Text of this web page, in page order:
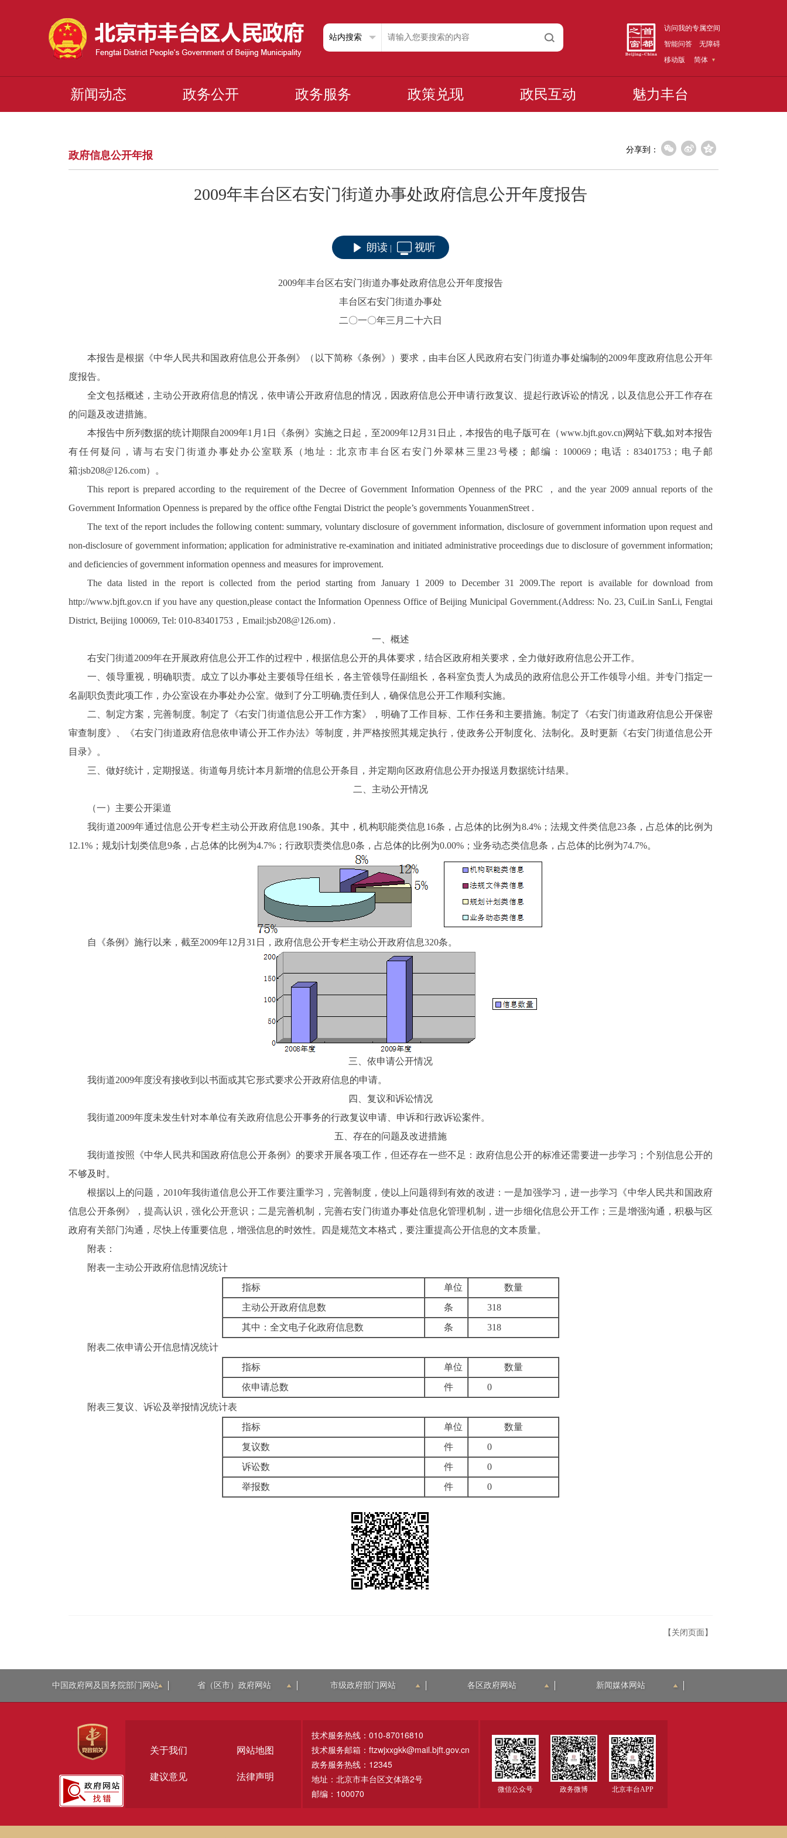
访问我的专属空间
智能问答
无障碍
移动版
简体
新闻动态 政务公开 政务服务 政策兑现 政民互动 魅力丰台
政府信息公开年报 分享到：
2009年丰台区右安门街道办事处政府信息公开年度报告
朗读 视听
2009年丰台区右安门街道办事处政府信息公开年度报告
丰台区右安门街道办事处
二〇一〇年三月二十六日
本报告是根据《中华人民共和国政府信息公开条例》（以下简称《条例》）要求，由丰台区人民政府右安门街道办事处编制的2009年度政府信息公开年
度报告。
全文包括概述，主动公开政府信息的情况，依申请公开政府信息的情况， 因政府信息公开申请行政复议、提起行政诉讼的情况，以及信息公开工作存在
的问题及改进措施。
本报告中所列数据的统计期限自2009年1 月 1 日《条例》实施之日起，至2009年12 月31 日止，本报告的电子版可在（www.bjft.gov.cn)网站下载,如对本报告
有任何疑问，请与右安门街道办事处办公室联系（地址：北京市丰台区右安门外翠林三里 23号楼；邮编： 100069；电话： 83401753 ；电子邮
箱:jsb208@126.com）。
This report is prepared according to the requirement of the Decree of Government Information Openness of the PRC
， and the year 2009 annual reports of the
Government Information Openness is prepared by the office ofthe Fengtai District the people’s governments YouanmenStreet .
The text of the report includes the following content: summary, voluntary disclosure of government information, disclosure of government information upon request and
non-disclosure of government information; application for administrative re-examination and initiated administrative proceedings due to disclosure of government information;
and deficiencies of government information openness and measures for improvement.
The data listed in the report is collected from the period starting from January 1 2009 to December 31 2009.The report is available for download from
http://www.bjft.gov.cn if you have any question,please contact the Information Openness Office of Beijing Municipal Government.(Address: No. 23, CuiLin SanLi, Fengtai
District, Beijing 100069, Tel: 010-83401753， Email:jsb208@126.om) .
一、概述
右安门街道2009年在开展政府信息公开工作的过程中，根据信息公开的具体要求，结合区政府相关要求，全力做好政府信息公开工作。
一、领导重视，明确职责。成立了以办事处主要领导任组长，各主管领导任副组长，各科室负责人为成员的政府信息公开工作领导小组。并专门指定一
名副职负责此项工作，办公室设在办事处办公室。做到了分工明确,责任到人， 确保信息公开工作顺利实施。
二、制定方案，完善制度。制定了《右安门街道信息公开工作方案》，明确了工作目标、工作任务和主要措施。制定了《右安门街道政府信息公开保密
审查制度》、《右安门街道政府信息依申请公开工作办法》等制度，并严格按照其规定执行，使政务公开制度化、法制化。
及时更新《右安门街道信息公开
目录》。
三、做好统计，定期报送。街道每月统计本月新增的信息公开条目，并定期向区政府信息公开办报送月数据统计结果。
二、主动公开情况
（一） 主要公开渠道
我街道2009年通过信息公开专栏主动公开政府信息 190条。其中，机构职能类信息 16条，占总体的比例为8.4%；法规文件类信息23条，占总体的比例为
12.1% ；规划计划类信息9条，占总体的比例为4.7% ；行政职责类信息0条，占总体的比例为0.00% ；业务动态类信息条，占总体的比例为74.7%。
自《条例》施行以来，截至2009年12 月 31 日，政府信息公开专栏主动公开政府信息320条。
三、依申请公开情况
我街道2009年度没有接收到以书面或其它形式要求公开政府信息的申请。
四、复议和诉讼情况
我街道2009年度未发生针对本单位有关政府信息公开事务的行政复议申请、申诉和行政诉讼案件。
五、存在的问题及改进措施
我街道按照《中华人民共和国政府信息公开条例》的要求开展各项工作，但还存在一些不足：政府信息公开的标准还需要进一步学习；个别信息公开的
不够及时。
根据以上的问题， 2010年我街道信息公开工作要注重学习，完善制度，使以上问题得到有效的改进：一是加强学习，进一步学习《中华人民共和国政府
信息公开条例》，提高认识，强化公开意识；二是完善机制，完善右安门街道办事处信息化管理机制，进一步细化信息公开工作；三是增强沟通，积极与区
政府有关部门沟通，尽快上传重要信息，增强信息的时效性。四是规范文本格式，要注重提高公开信息的文本质量。
附表：
附表一主动公开政府信息情况统计
指标
单位
数量
主动公开政府信息数
条
318
其中：全文电子化政府信息数
条
318
附表二依申请公开信息情况统计
指标
单位
数量
依申请总数
件
0
附表三复议、诉讼及举报情况统计表
指标
单位
数量
复议数
件
0
诉讼数
件
0
举报数
件 0
【关闭页面】
中国政府网及国务院部门网站 省（区市）政府网站 市级政府部门网站 各区政府网站 新闻媒体网站
关于我们 网站地图
建议意见 法律声明
技术服务热线：010-87016810
技术服务邮箱：ftzwjxxgkk@mail.bjft.gov.cn
政务服务热线：12345
地址：北京市丰台区文体路2号
邮编：100070
微信公众号 政务微博 北京丰台APP